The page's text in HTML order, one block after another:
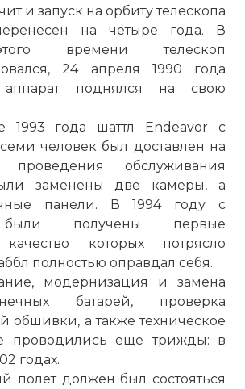
и запуск на орбиту телескопа
на четыре года. В
времени телескоп
24 апреля 1990 года
аппарат поднялся на свою
1993 года шаттл Endeavor с
человек был доставлен на
обслуживания
заменены две камеры, а
панели. В 1994 году с
были получены первые
которых потрясло
полностью оправдал себя.
модернизация и замена
батарей, проверка
обшивки, а также техническое
проводились еще трижды: в
годах.
полет должен был состояться